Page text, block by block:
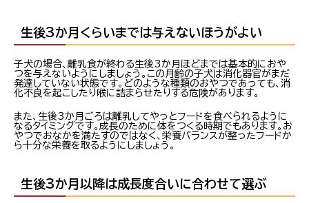
生後3か月くらいまでは与えないほうがよい
子犬の場合、離乳食が終わる生後3か月ほどまでは基本的におや
つを与えないようにしましょう。この月齢の子犬は消化器官がまだ
発達していない状態です。どのような種類のおやつであっても、消
化不良を起こしたり喉に詰まらせたりする危険があります。
また、生後3か月ごろは離乳してやっとフードを食べられるように
なるタイミングです。成長のために体をつくる時期でもあります。お
やつでおなかを満たすのではなく、栄養バランスが整ったフードか
ら十分な栄養を取るようにしましょう。
生後3か月以降は成長度合いに合わせて選ぶ